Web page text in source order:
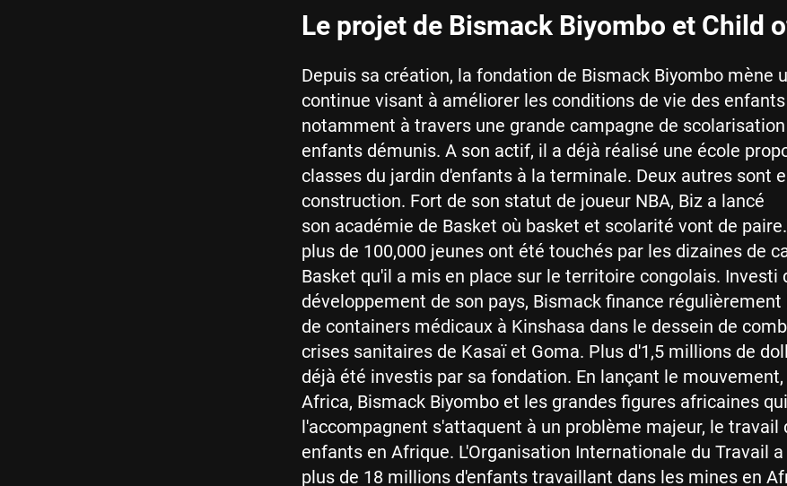
Le projet de Bismack Biyombo et Child
Depuis sa création, la fondation de Bismack Biyombo mène
continue visant à améliorer les conditions de vie des
notamment à travers une grande campagne de
enfants démunis. A son actif, il a déjà réalisé une école
classes du jardin d'enfants à la terminale. Deux autres sont
construction. Fort de son statut de joueur NBA, Biz a lancé
son académie de Basket où basket et scolarité vont de
plus de 100,000 jeunes ont été touchés par les dizaines de
Basket qu'il a mis en place sur le territoire congolais. Investi
développement de son pays, Bismack finance régulièrement
de containers médicaux à Kinshasa dans le dessein de
crises sanitaires de Kasaï et Goma. Plus d'1,5 millions de
déjà été investis par sa fondation. En lançant le
Africa, Bismack Biyombo et les grandes figures africaines qui
l'accompagnent s'attaquent à un problème majeur, le travail
enfants en Afrique. L'Organisation Internationale du Travail
plus de 18 millions d'enfants travaillant dans les mines en